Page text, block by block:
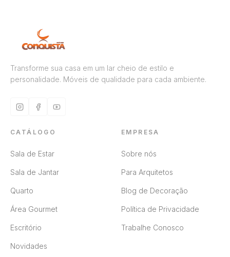
Transforme sua casa em um lar cheio de estilo e
personalidade. Móveis de qualidade para cada ambiente.
CATÁLOGO
Sala de Estar
Sala de Jantar
Quarto
Área Gourmet
Escritório
Novidades
EMPRESA
Sobre nós
Para Arquitetos
Blog de Decoração
Política de Privacidade
Trabalhe Conosco